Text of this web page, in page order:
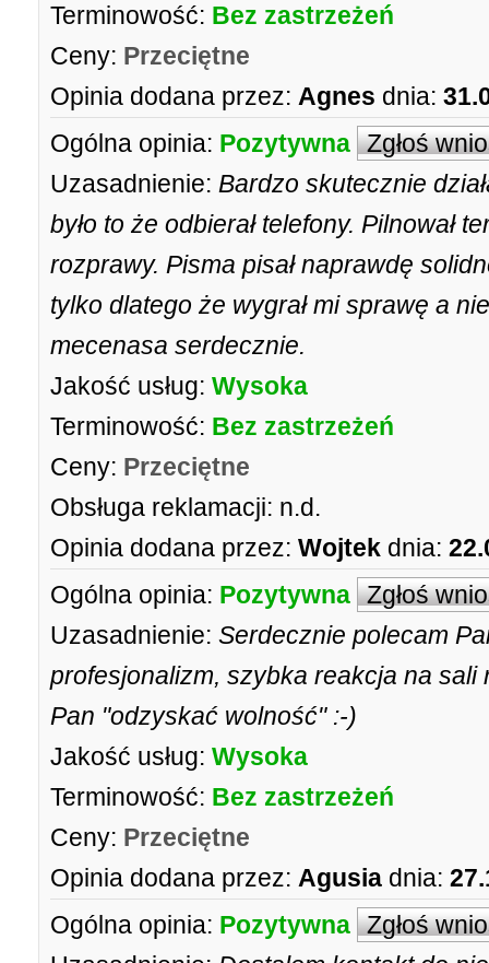
Terminowość: Bez zastrzeżeń
Ceny: Przeciętne
Opinia dodana przez: Agnes dnia:
Ogólna opinia: Pozytywna Zgłoś
Uzasadnienie: Bardzo skutecznie
było to że odbierał telefony. Pilnował
rozprawy. Pisma pisał naprawdę
tylko dlatego że wygrał mi sprawę a
mecenasa serdecznie.
Jakość usług: Wysoka
Terminowość: Bez zastrzeżeń
Ceny: Przeciętne
Obsługa reklamacji: n.d.
Opinia dodana przez: Wojtek dnia:
Ogólna opinia: Pozytywna Zgłoś
Uzasadnienie: Serdecznie polecam
profesjonalizm, szybka reakcja na sali
Pan "odzyskać wolność" :-)
Jakość usług: Wysoka
Terminowość: Bez zastrzeżeń
Ceny: Przeciętne
Opinia dodana przez: Agusia dnia:
Ogólna opinia: Pozytywna Zgłoś